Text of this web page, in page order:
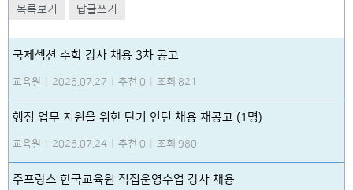
목록보기 답글쓰기
국제섹션 수학 강사 채용 3차 공고
교육원 2026.07.27 추천 0 조회 821
행정 업무 지원을 위한 단기 인턴 채용 재공고 (1명)
교육원 2026.07.24 추천 0 조회 980
주프랑스 한국교육원 직접운영수업 강사 채용